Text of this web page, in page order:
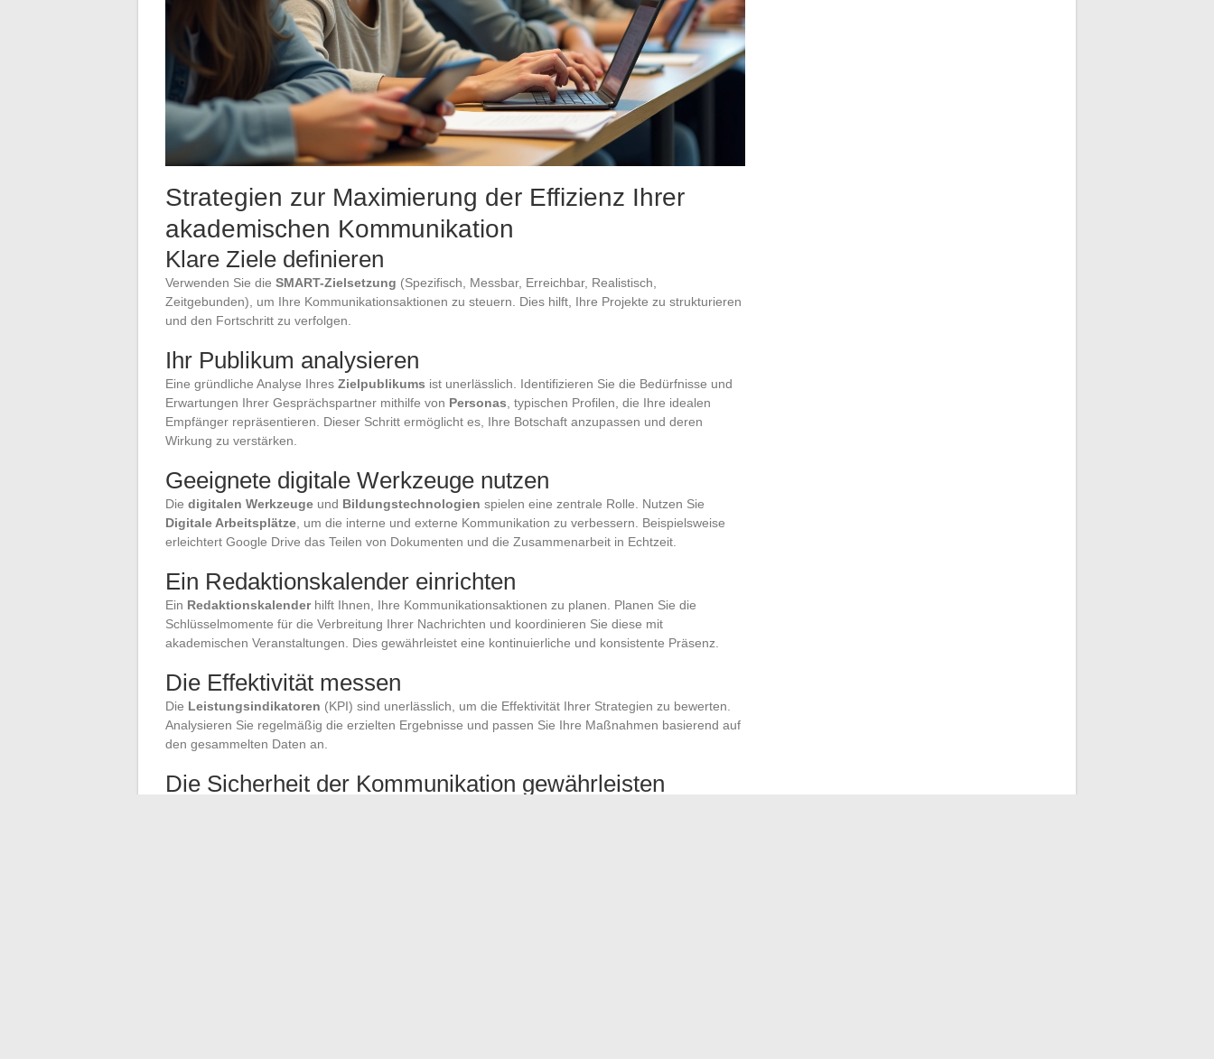
Strategien zur Maximierung der Effizienz Ihrer
akademischen Kommunikation
Klare Ziele definieren
Verwenden Sie die SMART-Zielsetzung (Spezifisch, Messbar, Erreichbar, Realistisch,
Zeitgebunden), um Ihre Kommunikationsaktionen zu steuern. Dies hilft, Ihre Projekte zu strukturieren
und den Fortschritt zu verfolgen.
Ihr Publikum analysieren
Eine gründliche Analyse Ihres Zielpublikums ist unerlässlich. Identifizieren Sie die Bedürfnisse und
Erwartungen Ihrer Gesprächspartner mithilfe von Personas , typischen Profilen, die Ihre idealen
Empfänger repräsentieren. Dieser Schritt ermöglicht es, Ihre Botschaft anzupassen und deren
Wirkung zu verstärken.
Geeignete digitale Werkzeuge nutzen
Die digitalen Werkzeuge und Bildungstechnologien spielen eine zentrale Rolle. Nutzen Sie
Digitale Arbeitsplätze , um die interne und externe Kommunikation zu verbessern. Beispielsweise
erleichtert Google Drive das Teilen von Dokumenten und die Zusammenarbeit in Echtzeit.
Ein Redaktionskalender einrichten
Ein Redaktionskalenderhilft Ihnen, Ihre Kommunikationsaktionen zu planen. Planen Sie die
Schlüsselmomente für die Verbreitung Ihrer Nachrichten und koordinieren Sie diese mit
akademischen Veranstaltungen. Dies gewährleistet eine kontinuierliche und konsistente Präsenz.
Die Effektivität messen
Die Leistungsindikatoren (KPI) sind unerlässlich, um die Effektivität Ihrer Strategien zu bewerten.
Analysieren Sie regelmäßig die erzielten Ergebnisse und passen Sie Ihre Maßnahmen basierend auf
den gesammelten Daten an.
Die Sicherheit der Kommunikation gewährleisten